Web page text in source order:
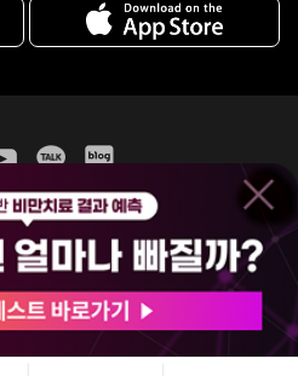
약관
홈페이지 이용약관
진료수가
초대로52길 7, 3~4층(서초동, 제일빌딩)
04354ㅣ김남철
ALL RIGHTS RESERVED.